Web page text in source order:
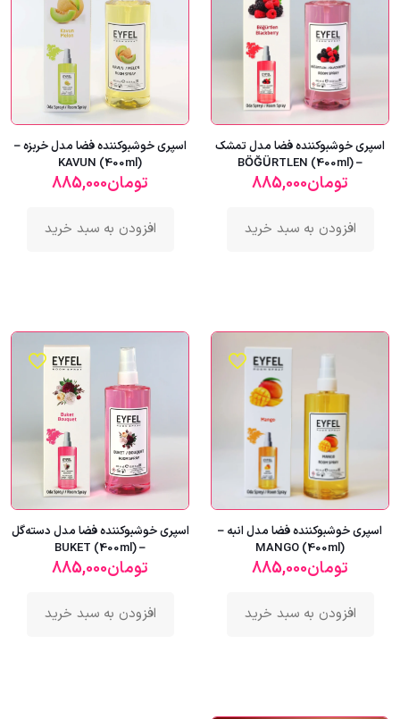
اسپری خوشبوکننده فضا مدل تمشک
– BÖĞÜRTLEN (400ml)
تومان885,000
افزودن به سبد خرید
اسپری خوشبوکننده فضا مدل خربزه –
KAVUN (400ml)
تومان885,000
افزودن به سبد خرید
اسپری خوشبوکننده فضا مدل انبه –
MANGO (400ml)
تومان885,000
افزودن به سبد خرید
اسپری خوشبوکننده فضا مدل دسته‌گل
– BUKET (400ml)
تومان885,000
افزودن به سبد خرید